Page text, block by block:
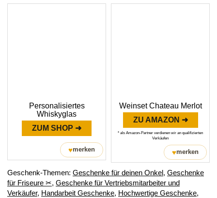
Personalisiertes
Whiskyglas
ZUM SHOP ➜
♥merken
Weinset Chateau Merlot
ZU AMAZON ➜
* als Amazon-Partner verdienen wir an qualifizierten
Verkäufen
♥merken
Geschenk-Themen: Geschenke für deinen Onkel, Geschenke
für Friseure ✂, Geschenke für Vertriebsmitarbeiter und
Verkäufer, Handarbeit Geschenke, Hochwertige Geschenke,